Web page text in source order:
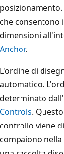
che consentono
dimensioni
Anchor.
L'ordine di
automatico.
determinato
Controls.
controllo viene
compaiono nella